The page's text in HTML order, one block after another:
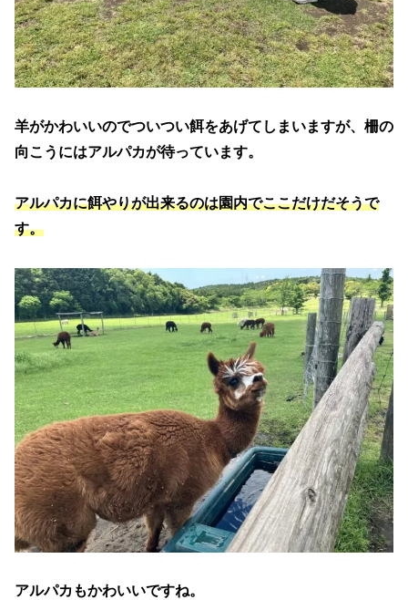
羊がかわいいのでついつい餌をあげてしまいますが、柵の
向こうにはアルパカが待っています。
アルパカに餌やりが出来るのは園内でここだけだそうで
す。
アルパカもかわいいですね。